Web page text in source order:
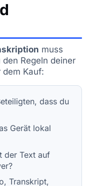
muss
Regeln deiner
dem Kauf:
dass du
Gerät lokal
der Text auf
Transkript,